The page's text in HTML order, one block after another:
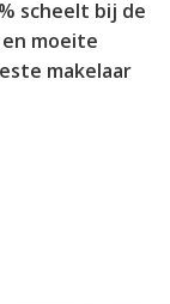
scheelt bij de
moeite
makelaar